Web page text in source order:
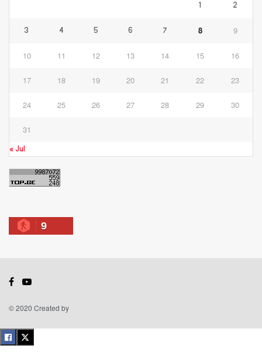
1 2
3 4 5 6 7 8 9
10 11 12 13 14 15 16
17 18 19 20 21 22 23
24 25 26 27 28 29 30
31
« Jul
9
© 2020 Created by